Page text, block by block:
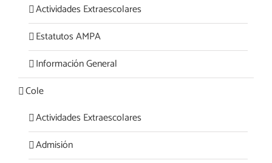
Actividades Extraescolares
Estatutos AMPA
Información General
Cole
Actividades Extraescolares
Admisión